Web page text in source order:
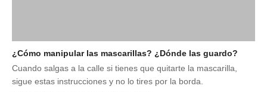
¿Cómo manipular las mascarillas? ¿Dónde las guardo?
Cuando salgas a la calle si tienes que quitarte la mascarilla,
sigue estas instrucciones y no lo tires por la borda.